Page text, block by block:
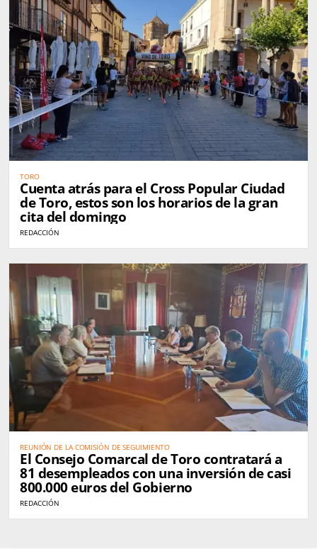
TORO
Cuenta atrás para el Cross Popular Ciudad
de Toro, estos son los horarios de la gran
cita del domingo
REDACCIÓN
REUNIÓN DE LA COMISIÓN DE SEGUIMIENTO
El Consejo Comarcal de Toro contratará a
81 desempleados con una inversión de casi
800.000 euros del Gobierno
REDACCIÓN